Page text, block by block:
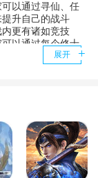
以通过寻仙、任
升自己的战斗
更有诸如竞技
以通过每个修士
升游戏乐趣。通过
展开